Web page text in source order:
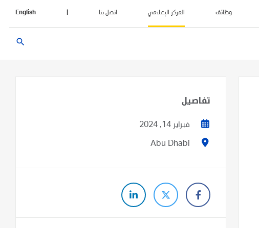
وظائف المركز الإعلامي اتصل بنا English
search
تفاصيل
فبراير 14, 2024
Abu Dhabi